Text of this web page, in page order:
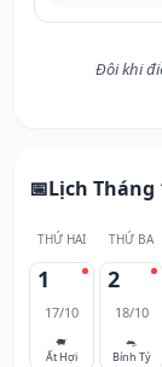
Đôi khi
Lịch Tháng
THỨ HAI THỨ BA
1
17/10
🐖
Ất Hợi
2
18/10
🐀
Bính Tý